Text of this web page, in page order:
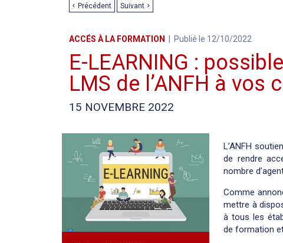
Précédent Suivant
ACCÉS À LA FORMATION Publié le 12/10/2022
E-LEARNING :
LMS de l’ANFH à vos
15 NOVEMBRE 2022
L’ANFH
de rendre
nombre
Comme
mettre à
à tous les
de formation